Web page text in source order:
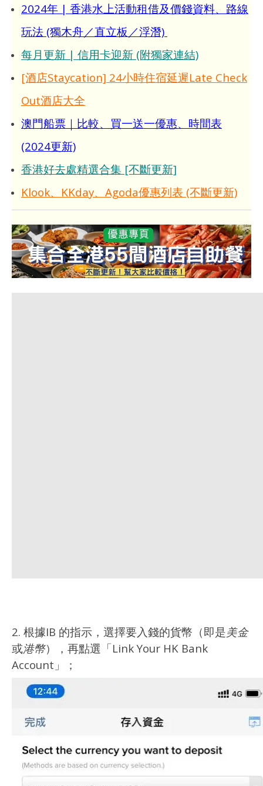
2024年 | 香港水上活動租借及價錢資料、路線
玩法 (獨木舟／直立板／浮潛)
每月更新 | 信用卡迎新 (附獨家連結)
[酒店Staycation] 24小時住宿延遲Late Check
Out酒店大全
澳門船票｜比較、買一送一優惠、時間表
(2024更新)
香港好去處精選合集 [不斷更新]
Klook、KKday、Agoda優惠列表 (不斷更新)
2. 根據IB 的指示，選擇要入錢的貨幣（即是美金
或港幣），再點選「Link Your HK Bank
Account」；